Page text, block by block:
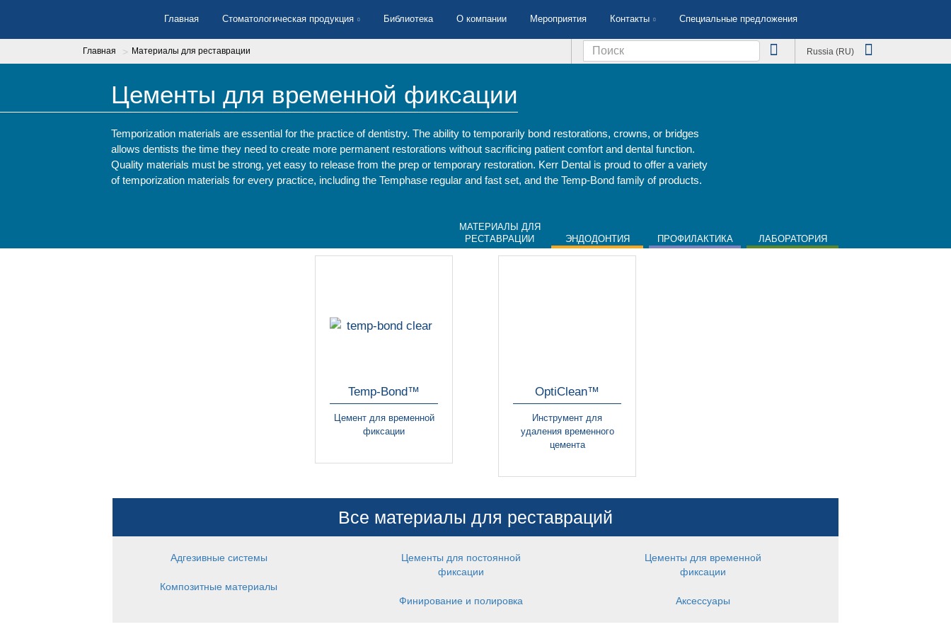
Главная Стоматологическая продукция Библиотека О компании Мероприятия Контакты Специальные предложения
Russia (RU)
Главная Материалы для реставрации
Цементы для временной фиксации
Temporization materials are essential for the practice of dentistry. The ability to temporarily bond restorations, crowns, or bridges
allows dentists the time they need to create more permanent restorations without sacrificing patient comfort and dental function.
Quality materials must be strong, yet easy to release from the prep or temporary restoration. Kerr Dental is proud to offer a variety
of temporization materials for every practice, including the Temphase regular and fast set, and the Temp-Bond family of products.
МАТЕРИАЛЫ ДЛЯ
РЕСТАВРАЦИИ
ЭНДОДОНТИЯ ПРОФИЛАКТИКА ЛАБОРАТОРИЯ
Temp-Bond™
Цемент для временной
фиксации
OptiClean™
Инструмент для
удаления временного
цемента
Все материалы для реставраций
Адгезивные системы
Композитные материалы
Цементы для постоянной
фиксации
Финирование и полировка
Цементы для временной
фиксации
Аксессуары